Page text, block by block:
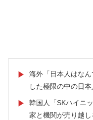
▶
海外「日本人はな
した極限の中の日
▶
韓国人「SKハイニ
家と機関が売り越